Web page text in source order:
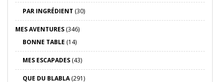
PAR INGRÉDIENT (30)
MES AVENTURES (346)
BONNE TABLE (14)
MES ESCAPADES (43)
QUE DU BLABLA(291)